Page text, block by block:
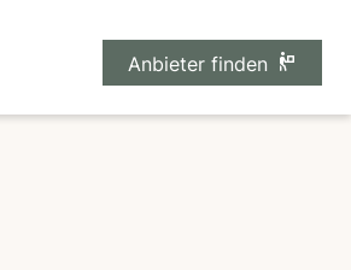
Anbieter finden